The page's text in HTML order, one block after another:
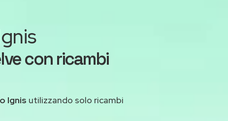
con ricambi
Ignis utilizzando solo ricambi